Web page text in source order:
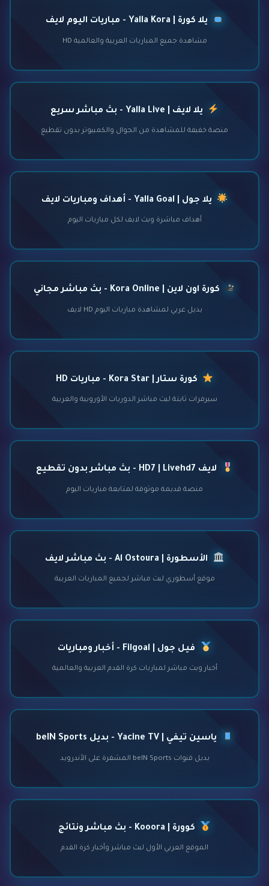
يلا كورة | Yalla Kora - مباريات اليوم لايف
مشاهدة جميع المباريات العربية والعالمية HD
يلا لايف | Yalla Live - بث مباشر سريع
منصة خفيفة للمشاهدة من الجوال والكمبيوتر بدون تقطيع
يلا جول | Yalla Goal - أهداف ومباريات لايف
أهداف مباشرة وبث لايف لكل مباريات اليوم
كورة اون لاين | Kora Online - بث مباشر مجاني
بديل عربي لمشاهدة مباريات اليوم HD لايف
كورة ستار | Kora Star - مباريات HD
سيرفرات ثابتة لبث مباشر الدوريات الأوروبية والعربية
لايف HD7 | Livehd7 - بث مباشر بدون تقطيع
منصة قديمة موثوقة لمتابعة مباريات اليوم
الأسطورة | Al Ostoura - بث مباشر لايف
موقع أسطوري لبث مباشر لجميع المباريات العربية
فيل جول | Filgoal - أخبار ومباريات
أخبار وبث مباشر لمباريات كرة القدم العربية والعالمية
ياسين تيفي | Yacine TV - بديل beIN Sports
بديل قنوات beIN Sports المشفرة على الأندرويد
كوورة | Kooora - بث مباشر ونتائج
الموقع العربي الأول لبث مباشر وأخبار كرة القدم